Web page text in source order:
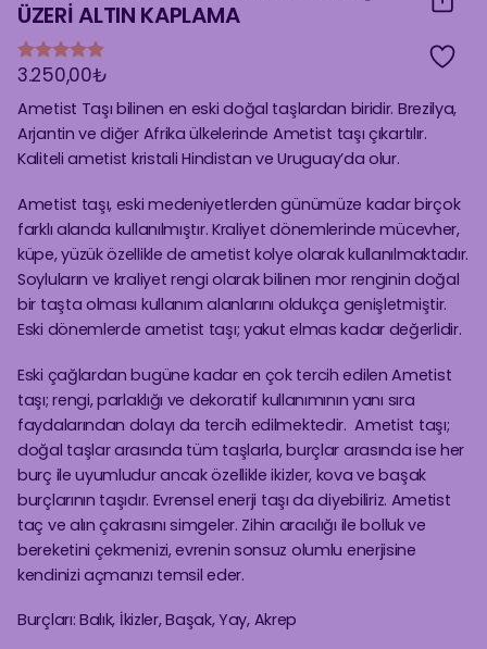
ÜZERİ ALTIN KAPLAMA
7
müşteri
dayanarak
5 üzerinden
4.86puan
aldı
3.250,00₺
Ametist Taşı bilinen en eski doğal taşlardan biridir. Brezilya,
Arjantin ve diğer Afrika ülkelerinde Ametist taşı çıkartılır.
Kaliteli ametist kristali Hindistan ve Uruguay’da olur.
Ametist taşı, eski medeniyetlerden günümüze kadar birçok
farklı alanda kullanılmıştır. Kraliyet dönemlerinde mücevher,
küpe, yüzük özellikle de ametist kolye olarak kullanılmaktadır.
Soyluların ve kraliyet rengi olarak bilinen mor renginin doğal
bir taşta olması kullanım alanlarını oldukça genişletmiştir.
Eski dönemlerde ametist taşı; yakut elmas kadar değerlidir.
Eski çağlardan bugüne kadar en çok tercih edilen Ametist
taşı; rengi, parlaklığı ve dekoratif kullanımının yanı sıra
faydalarından dolayı da tercih edilmektedir. Ametist taşı;
doğal taşlar arasında tüm taşlarla, burçlar arasında ise her
burç ile uyumludur ancak özellikle ikizler, kova ve başak
burçlarının taşıdır. Evrensel enerji taşı da diyebiliriz. Ametist
taç ve alın çakrasını simgeler. Zihin aracılığı ile bolluk ve
bereketini çekmenizi, evrenin sonsuz olumlu enerjisine
kendinizi açmanızı temsil eder.
Burçları: Balık, İkizler, Başak, Yay, Akrep